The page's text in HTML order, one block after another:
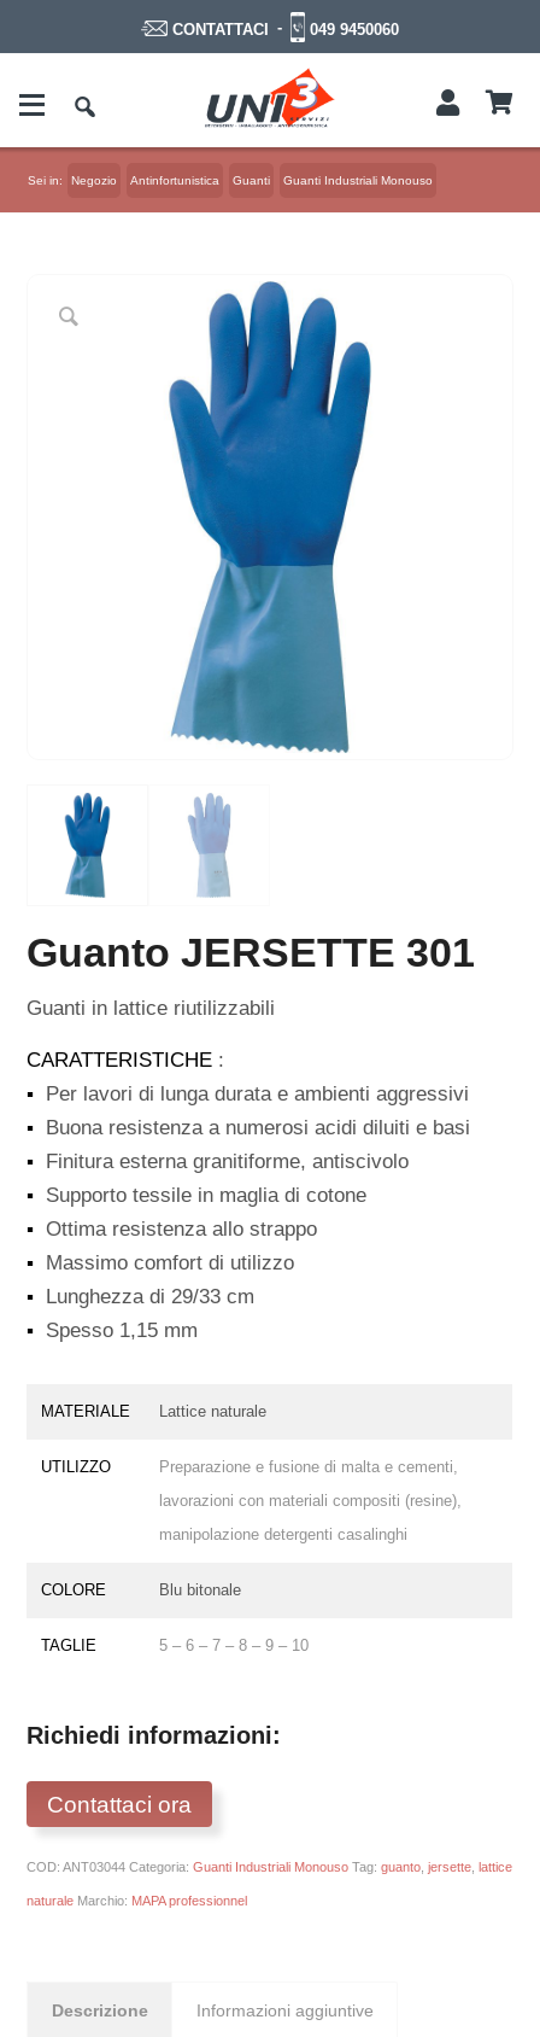
CONTATTACI - 049 9450060
Sei in: Negozio Antinfortunistica Guanti Guanti Industriali Monouso
Guanto JERSETTE 301
Guanti in lattice riutilizzabili
CARATTERISTICHE :
▪ Per lavori di lunga durata e ambienti aggressivi
▪ Buona resistenza a numerosi acidi diluiti e basi
▪ Finitura esterna granitiforme, antiscivolo
▪ Supporto tessile in maglia di cotone
▪Ottima resistenza allo strappo
▪ Massimo comfort di utilizzo
▪ Lunghezza di 29/33 cm
▪ Spesso 1,15 mm
MATERIALE Lattice naturale
UTILIZZO
Preparazione e fusione di malta e cementi,
lavorazioni con materiali compositi (resine),
manipolazione detergenti casalinghi
COLORE Blu bitonale
TAGLIE 5 – 6 – 7 – 8 – 9 – 10
Richiedi informazioni:
Contattaci ora
COD:ANT03044 Categoria:Guanti Industriali Monouso Tag:guanto ,jersette ,lattice
naturale Marchio: MAPA professionnel
Descrizione Informazioni aggiuntive